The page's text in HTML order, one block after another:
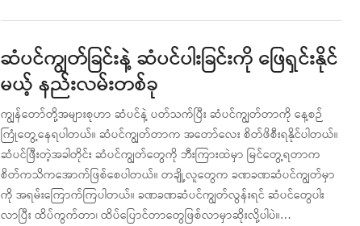
post
ဆံပင်ကျွတ်ခြင်းနဲ့ ဆံပင်ပါးခြင်းကို ဖြေရှင်းနိုင်
မယ့် နည်းလမ်းတစ်ခု
ကျွန်တော်တို့အများစုဟာ ဆံပင်နဲ့ ပတ်သက်ပြီး ဆံပင်ကျွတ်တာကို နေ့စဉ်
ကြုံတွေ့နေရပါတယ်။ ဆံပင်ကျွတ်တာက အတော်လေး စိတ်ဖိစီးရနိုင်ပါတယ်။
ဆံပင်ဖြီးတဲ့အခါတိုင်း ဆံပင်ကျွတ်တွေကို ဘီးကြားထဲမှာ မြင်တွေ့ရတာက
စိတ်ကသိကအောက်ဖြစ်စေပါတယ်။ တချို့လူတွေက ခဏခဏဆံပင်ကျွတ်မှာ
ကို အရမ်းကြောက်ကြပါတယ်။ ခဏခဏဆံပင်ကျွတ်လွန်းရင် ဆံပင်တွေပါး
လာပြီး ထိပ်ကွက်တာ၊ ထိပ်ပြောင်တာတွေဖြစ်လာမှာဆိုးလို့ပါပဲ။…